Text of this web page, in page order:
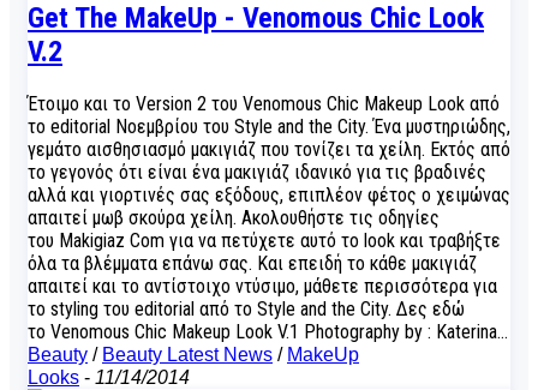
Get The MakeUp - Venomous Chic Look
V.2
Έτοιμο και το Version 2 του Venomous Chic Makeup Look από
το editorial Νοεμβρίου του Style and the City. Ένα μυστηριώδης,
γεμάτο αισθησιασμό μακιγιάζ που τονίζει τα χείλη. Εκτός από
το γεγονός ότι είναι ένα μακιγιάζ ιδανικό για τις βραδινές
αλλά και γιορτινές σας εξόδους, επιπλέον φέτος ο χειμώνας
απαιτεί μωβ σκούρα χείλη. Ακολουθήστε τις οδηγίες
του Makigiaz Com για να πετύχετε αυτό το look και τραβήξτε
όλα τα βλέμματα επάνω σας. Και επειδή το κάθε μακιγιάζ
απαιτεί και το αντίστοιχο ντύσιμο, μάθετε περισσότερα για
το styling του editorial από το Style and the City. Δες εδώ
το Venomous Chic Makeup Look V.1 Photography by : Katerina…
Beauty / Beauty Latest News / MakeUp
Looks - 11/14/2014